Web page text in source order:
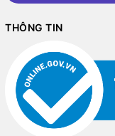
THÔNG TIN